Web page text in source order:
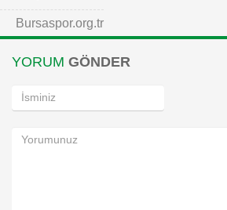
Bursaspor.org.tr
YORUM GÖNDER